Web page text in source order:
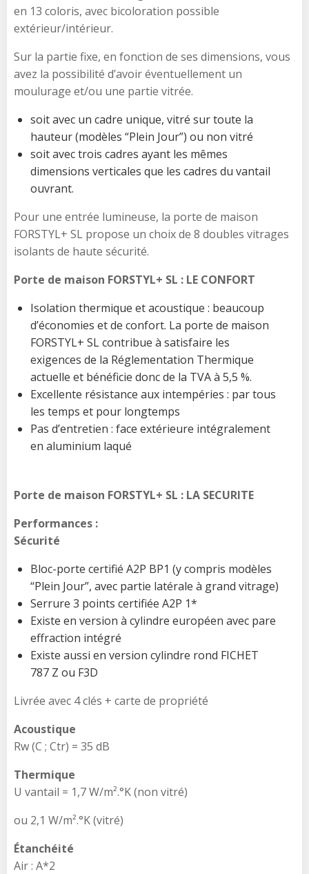
en 13 coloris, avec bicoloration possible
extérieur/intérieur.
Sur la partie fixe, en fonction de ses dimensions, vous
avez la possibilité d’avoir éventuellement un
moulurage et/ou une partie vitrée.
soit avec un cadre unique, vitré sur toute la
hauteur (modèles “Plein Jour”) ou non vitré
soit avec trois cadres ayant les mêmes
dimensions verticales que les cadres du vantail
ouvrant.
Pour une entrée lumineuse, la porte de maison
FORSTYL+ SL propose un choix de 8 doubles vitrages
isolants de haute sécurité.
Porte de maison FORSTYL+ SL : LE CONFORT
Isolation thermique et acoustique : beaucoup
d’économies et de confort. La porte de maison
FORSTYL+ SL contribue à satisfaire les
exigences de la Réglementation Thermique
actuelle et bénéficie donc de la TVA à 5,5 %.
Excellente résistance aux intempéries : par tous
les temps et pour longtemps
Pas d’entretien : face extérieure intégralement
en aluminium laqué
Porte de maison FORSTYL+ SL : LA SECURITE
Performances :
Sécurité
Bloc-porte certifié A2P BP1 (y compris modèles
“Plein Jour”, avec partie latérale à grand vitrage)
Serrure 3 points certifiée A2P 1*
Existe en version à cylindre européen avec pare
effraction intégré
Existe aussi en version cylindre rond FICHET
787 Z ou F3D
Livrée avec 4 clés + carte de propriété
Acoustique
Rw (C ; Ctr) = 35 dB
Thermique
U vantail = 1,7 W/m².°K (non vitré)
ou 2,1 W/m².°K (vitré)
Étanchéité
Air : A*2